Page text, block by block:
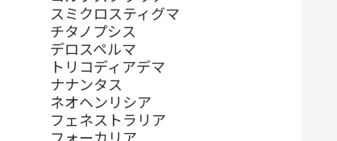
スミクロスティグマ
チタノプシス
デロスペルマ
トリコディアデマ
ナナンタス
ネオヘンリシア
フェネストラリア